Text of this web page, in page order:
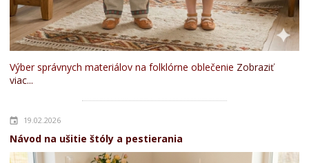
Výber správnych materiálov na folklórne oblečenie Zobraziť
viac...
19.02.2026
Návod na ušitie štóly a pestierania